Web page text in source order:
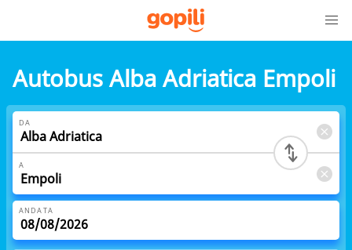
Autobus Alba Adriatica Empoli
DA
A
ANDATA